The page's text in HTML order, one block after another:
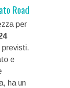
Road
per
previsti.
e
ha un